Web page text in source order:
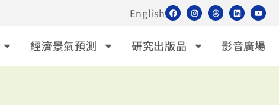
English
經濟景氣預測 研究出版品 影音廣場